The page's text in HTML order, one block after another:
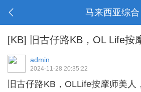
马来西亚综合
[KB] 旧古仔路KB，OL Life按
admin
2024-11-28 20:35:22
旧古仔路KB ，OLLife按摩师美